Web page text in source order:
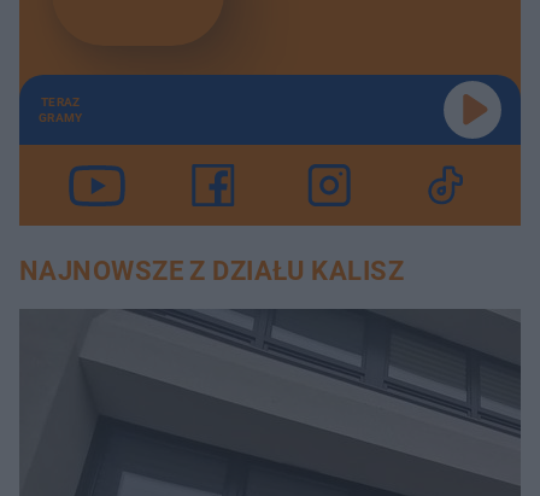
TERAZ
GRAMY
NAJNOWSZE Z DZIAŁU KALISZ